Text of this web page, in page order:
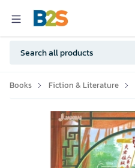
Books Fiction & Literature